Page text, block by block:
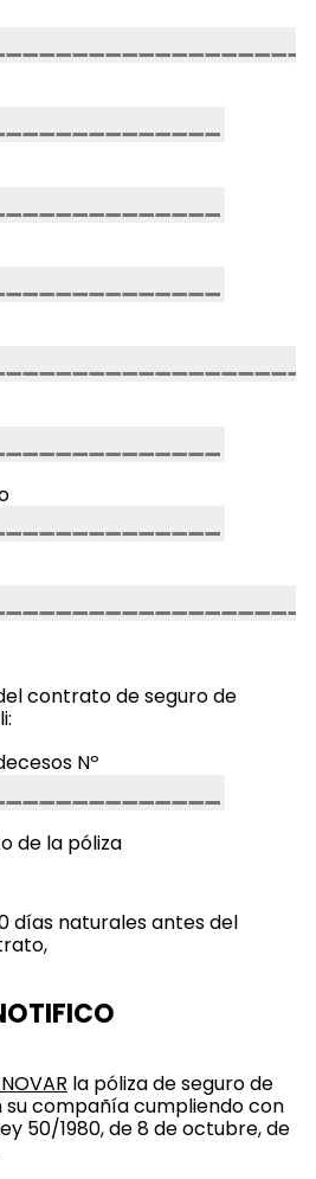
contrato de seguro de
Nº
de la póliza
días naturales antes del
la póliza de seguro de
su compañía cumpliendo con
50/1980, de 8 de octubre, de